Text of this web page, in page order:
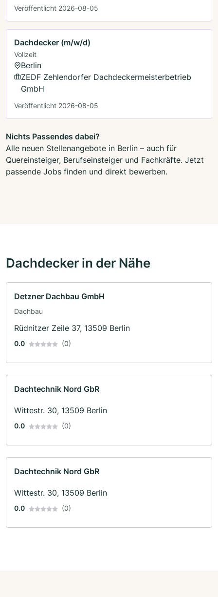
Veröffentlicht 2026-08-05
Dachdecker (m/w/d)
Vollzeit
Berlin
ZEDF Zehlendorfer Dachdeckermeisterbetrieb
GmbH
Veröffentlicht 2026-08-05
Nichts Passendes dabei?
Alle neuen Stellenangebote in Berlin – auch für
Quereinsteiger, Berufseinsteiger und Fachkräfte. Jetzt
passende Jobs finden und direkt bewerben.
Dachdecker in der Nähe
Detzner Dachbau GmbH
Dachbau
Rüdnitzer Zeile 37, 13509 Berlin
0.0 (0)
Dachtechnik Nord GbR
Wittestr. 30, 13509 Berlin
0.0 (0)
Dachtechnik Nord GbR
Wittestr. 30, 13509 Berlin
0.0 (0)